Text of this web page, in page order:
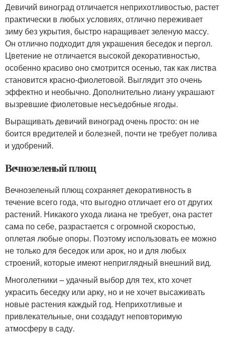
Девичий виноград отличается неприхотливостью, растет
практически в любых условиях, отлично переживает
зиму без укрытия, быстро наращивает зеленую массу.
Он отлично подходит для украшения беседок и пергол.
Цветение не отличается высокой декоративностью,
особенно красиво оно смотрится осенью, так как листва
становится красно-фиолетовой. Выглядит это очень
эффектно и необычно. Дополнительно лиану украшают
вызревшие фиолетовые несъедобные ягоды.
Выращивать девичий виноград очень просто: он не
боится вредителей и болезней, почти не требует полива
и удобрений.
Вечнозеленый плющ
Вечнозеленый плющ сохраняет декоративность в
течение всего года, что выгодно отличает его от других
растений. Никакого ухода лиана не требует, она растет
сама по себе, разрастается с огромной скоростью,
оплетая любые опоры. Поэтому использовать ее можно
не только для беседок или арок, но и для любых
строений, которые имеют неприглядный внешний вид.
Многолетники – удачный выбор для тех, кто хочет
украсить беседку или арку, но и не хочет высаживать
новые растения каждый год. Неприхотливые и
привлекательные, они создадут неповторимую
атмосферу в саду.